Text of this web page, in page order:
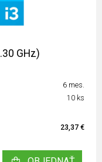
GHz)
6 mes.
10 ks
23,37 €